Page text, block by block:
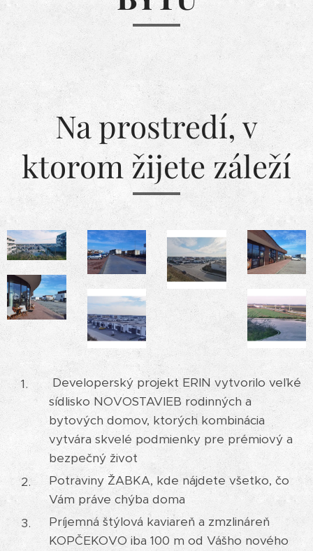
Na prostredí, v
ktorom žijete záleží
Developerský projekt ERIN vytvorilo veľké
sídlisko NOVOSTAVIEB rodinných a
bytových domov, ktorých kombinácia
vytvára skvelé podmienky pre prémiový a
bezpečný život
Potraviny ŽABKA, kde nájdete všetko, čo
Vám práve chýba doma
Príjemná štýlová kaviareň a zmzlináreň
KOPČEKOVO iba 100 m od Vášho nového